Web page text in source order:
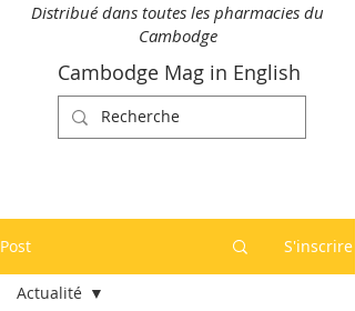
Distribué dans toutes les pharmacies du
Cambodge
Cambodge Mag in English
Post S'inscrire
Actualité